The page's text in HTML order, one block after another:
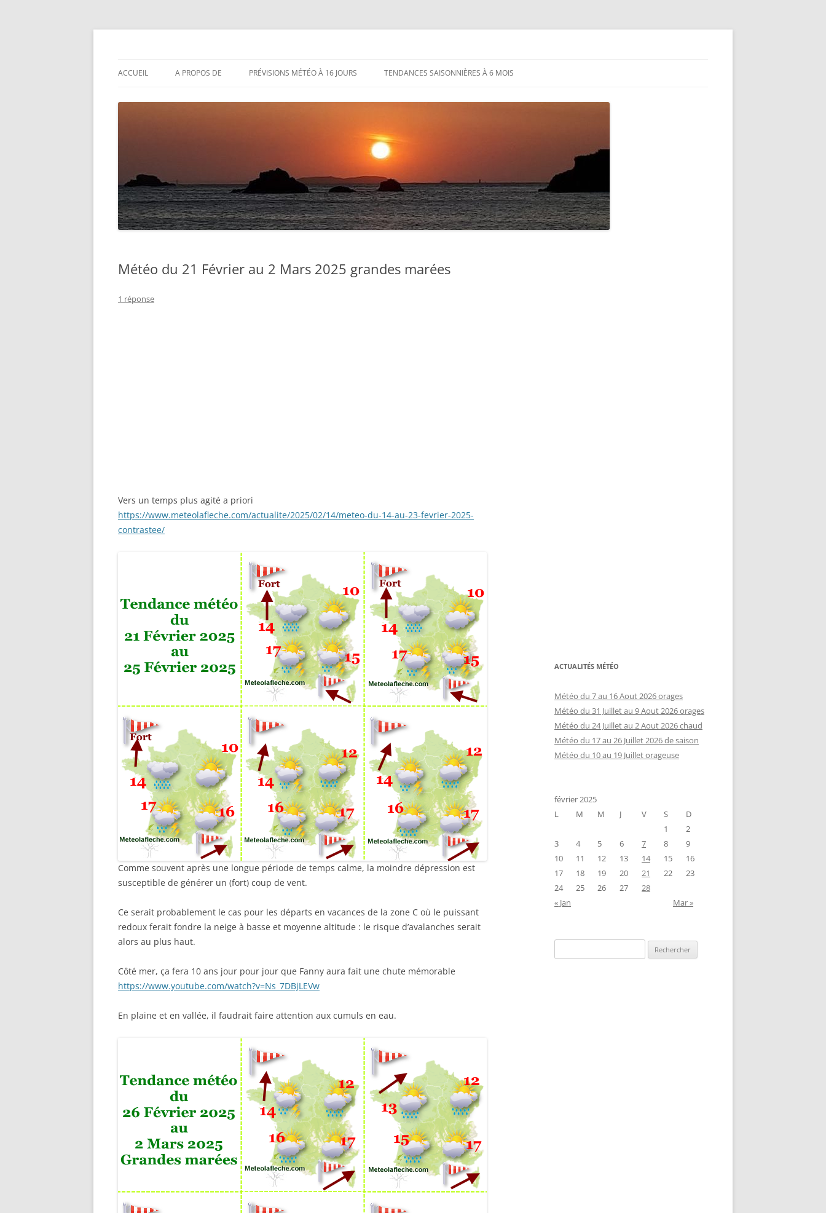
Aller
ACCUEIL A PROPOS DE PRÉVISIONS MÉTÉO À 16 JOURS TENDANCES SAISONNIÈRES À 6 MOIS
Météo du 21 Février au 2 Mars 2025 grandes marées
1 réponse
Vers un temps plus agité a priori
https://www.meteolafleche.com/actualite/2025/02/14/meteo-du-14-au-23-fevrier-2025-
contrastee/
Comme souvent après une longue période de temps calme, la moindre dépression est
susceptible de générer un (fort) coup de vent.
Ce serait probablement le cas pour les départs en vacances de la zone C où le puissant
redoux ferait fondre la neige à basse et moyenne altitude : le risque d’avalanches serait
alors au plus haut.
Côté mer, ça fera 10 ans jour pour jour que Fanny aura fait une chute mémorable
https://www.youtube.com/watch?v=Ns_7DBjLEVw
En plaine et en vallée, il faudrait faire attention aux cumuls en eau.
ACTUALITÉS MÉTÉO
Météo du 7 au 16 Aout 2026 orages
Météo du 31 Juillet au 9 Aout 2026 orages
Météo du 24 Juillet au 2 Aout 2026 chaud
Météo du 17 au 26 Juillet 2026 de saison
Météo du 10 au 19 Juillet orageuse
février 2025
L
M M J V S
D
1
2
3
4 5 6 7 8
9
10
11 12 13 14 15
16
17
18 19 20 21 22
23
24
25 26 27
28
« Jan
Mar »